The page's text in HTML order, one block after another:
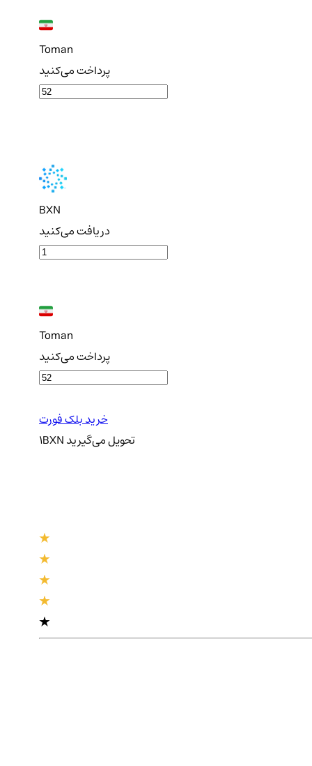
Toman
پرداخت می‌کنید
BXN
دریافت می‌کنید
Toman
پرداخت می‌کنید
خرید بلک فورت
1BXN تحویلمی‌گیرید